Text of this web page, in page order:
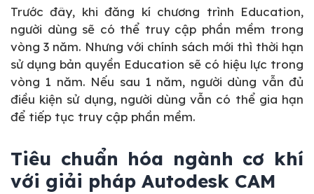
Trước đây, khi đăng kí chương trình Education,
người dùng sẽ có thể truy cập phần mềm trong
vòng 3 năm. Nhưng với chính sách mới thì thời hạn
sử dụng bản quyền Education sẽ có hiệu lực trong
vòng 1 năm. Nếu sau 1 năm, người dùng vẫn đủ
điều kiện sử dụng, người dùng vẫn có thể gia hạn
để tiếp tục truy cập phần mềm.
Tiêu chuẩn hóa ngành cơ khí
với giải pháp Autodesk CAM